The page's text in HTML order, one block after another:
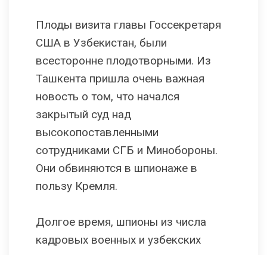
Плоды визита главы Госсекретаря
США в Узбекистан, были
всесторонне плодотворными. Из
Ташкента пришла очень важная
новость о том, что начался
закрытый суд над
высокопоставленными
сотрудниками СГБ и Минобороны.
Они обвиняются в шпионаже в
пользу Кремля.
Долгое время, шпионы из числа
кадровых военных и узбекских